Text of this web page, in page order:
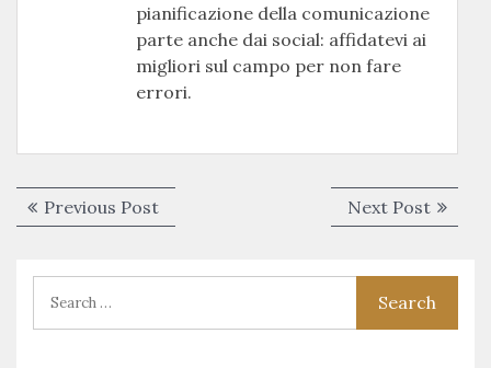
pianificazione della comunicazione
parte anche dai social: affidatevi ai
migliori sul campo per non fare
errori.
Navigazione
articoli
Previous PostPrevious
post:
Next PostNext
post: